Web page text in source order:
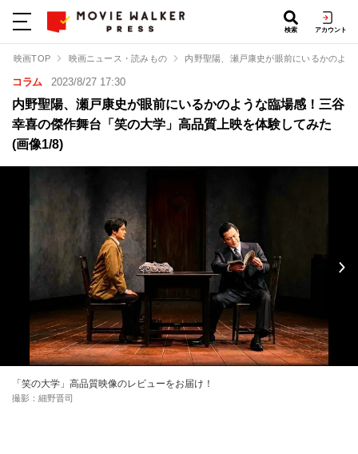
検索 アカウント
映画TOP 映画ニュース・読みもの 内野聖陽、瀬戸康史が眼前にいるかのよ
コラム 2023/8/27 17:30
内野聖陽、瀬戸康史が眼前にいるかのような臨場感！三谷
幸喜の傑作舞台「笑の大学」高品質上映を体験してみた
(画像1/8)
「笑の大学」高品質映像のレビューをお届け！
撮影：細野晋司